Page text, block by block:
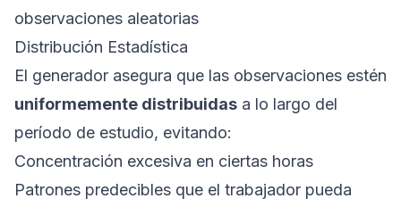
observaciones aleatorias
Distribución Estadística
El generador asegura que las observaciones estén
uniformemente distribuidas a lo largo del
período de estudio, evitando:
Concentración excesiva en ciertas horas
Patrones predecibles que el trabajador pueda